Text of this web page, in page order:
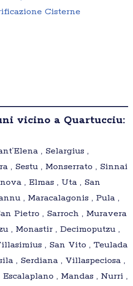
Cisterne
vicino a Quartucciu:
, Selargius ,
, Sestu , Monserrato , Sinnai
, Elmas , Uta , San
, Maracalagonis , Pula ,
Pietro , Sarroch , Muravera
, Monastir , Decimoputzu ,
, San Vito , Teulada
, Serdiana , Villaspeciosa ,
, Mandas , Nurri ,